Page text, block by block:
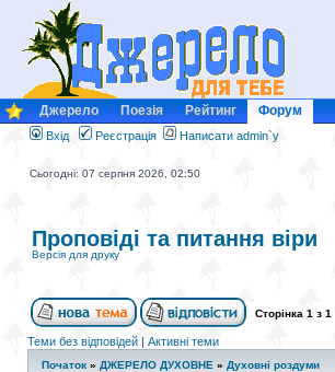
Джерело Поезія Рейтинг Форум
Вхід Реєстрація Написати admin`у
Сьогодні: 07 серпня 2026, 02:50
Проповіді та питання віри
Версія для друку
Сторінка 1 з 1
Теми без відповідей | Активні теми
Початок » ДЖЕРЕЛО ДУХОВНЕ » Духовні роздуми